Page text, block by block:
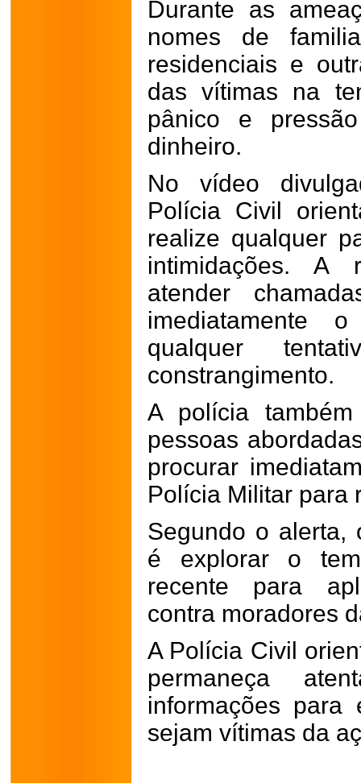
Durante as
nomes de
residenciais e
das vítimas na
pânico e
dinheiro.
No vídeo
Polícia Civil
realize qualquer
intimidações. A
atender
imediatamente
qualquer
constrangimento.
A polícia
pessoas
procurar
Polícia Militar para
Segundo o alerta,
é explorar o
recente para
contra moradores
A Polícia Civil
permaneça
informações para
sejam vítimas da